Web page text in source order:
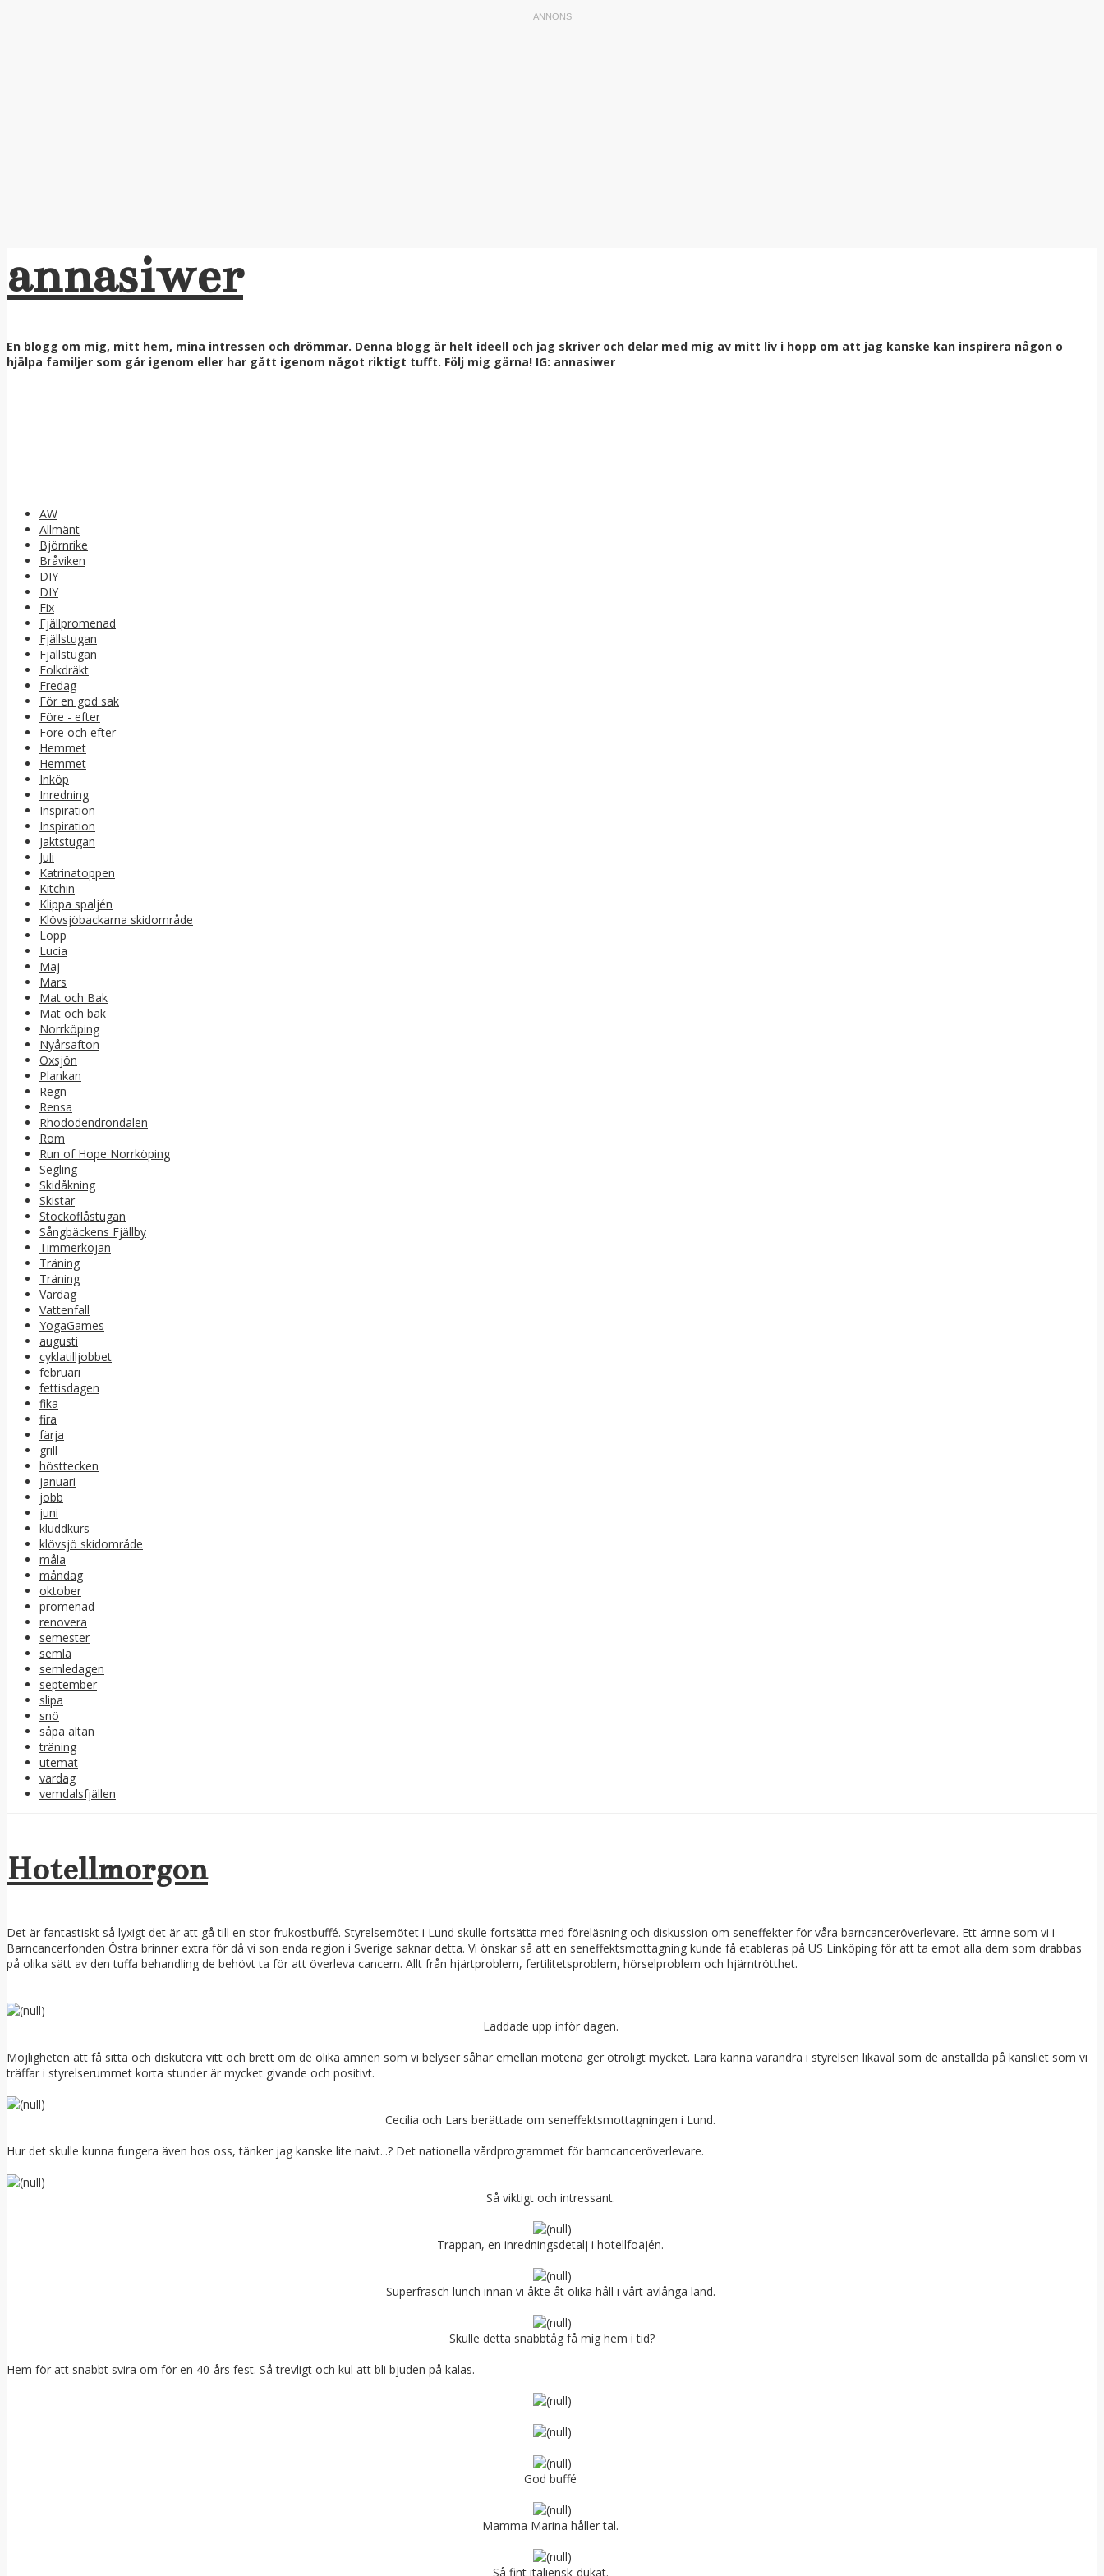
annasiwer
En blogg om mig, mitt hem, mina intressen och drömmar. Denna blogg är helt ideell och jag skriver och delar med mig av mitt liv i hopp om att jag kanske kan inspirera någon o
hjälpa familjer som går igenom eller har gått igenom något riktigt tufft. Följ mig gärna! IG: annasiwer
AW
Allmänt
Björnrike
Bråviken
DIY
DIY
Fix
Fjällpromenad
Fjällstugan
Fjällstugan
Folkdräkt
Fredag
För en god sak
Före - efter
Före och efter
Hemmet
Hemmet
Inköp
Inredning
Inspiration
Inspiration
Jaktstugan
Juli
Katrinatoppen
Kitchin
Klippa spaljén
Klövsjöbackarna skidområde
Lopp
Lucia
Maj
Mars
Mat och Bak
Mat och bak
Norrköping
Nyårsafton
Oxsjön
Plankan
Regn
Rensa
Rhododendrondalen
Rom
Run of Hope Norrköping
Segling
Skidåkning
Skistar
Stockoflåstugan
Sångbäckens Fjällby
Timmerkojan
Träning
Träning
Vardag
Vattenfall
YogaGames
augusti
cyklatilljobbet
februari
fettisdagen
fika
fira
färja
grill
hösttecken
januari
jobb
juni
kluddkurs
klövsjö skidområde
måla
måndag
oktober
promenad
renovera
semester
semla
semledagen
september
slipa
snö
såpa altan
träning
utemat
vardag
vemdalsfjällen
Hotellmorgon
Det är fantastiskt så lyxigt det är att gå till en stor frukostbuffé. Styrelsemötet i Lund skulle fortsätta med föreläsning och diskussion om seneffekter för våra barncanceröverlevare. Ett ämne som vi i
Barncancerfonden Östra brinner extra för då vi son enda region i Sverige saknar detta. Vi önskar så att en seneffektsmottagning kunde få etableras på US Linköping för att ta emot alla dem som drabbas
på olika sätt av den tuffa behandling de behövt ta för att överleva cancern. Allt från hjärtproblem, fertilitetsproblem, hörselproblem och hjärntrötthet.
Laddade upp inför dagen.
Möjligheten att få sitta och diskutera vitt och brett om de olika ämnen som vi belyser såhär emellan mötena ger otroligt mycket. Lära känna varandra i styrelsen likaväl som de anställda på kansliet som vi
träffar i styrelserummet korta stunder är mycket givande och positivt.
Cecilia och Lars berättade om seneffektsmottagningen i Lund.
Hur det skulle kunna fungera även hos oss, tänker jag kanske lite naivt...? Det nationella vårdprogrammet för barncanceröverlevare.
Så viktigt och intressant.
Trappan, en inredningsdetalj i hotellfoajén.
Superfräsch lunch innan vi åkte åt olika håll i vårt avlånga land.
Skulle detta snabbtåg få mig hem i tid?
Hem för att snabbt svira om för en 40-års fest. Så trevligt och kul att bli bjuden på kalas.
God buffé
Mamma Marina håller tal.
Så fint italiensk-dukat.